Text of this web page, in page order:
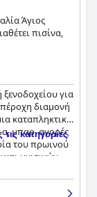
Άγιος
πισίνα,
ξενοδοχείου για
διαμονή
καταπληκτική
μπαρ, αγορές
του πρωινού
και υγιεινών
Τα
ενώ ορισμένα
πισίνα. Η
τις κατηγορίες